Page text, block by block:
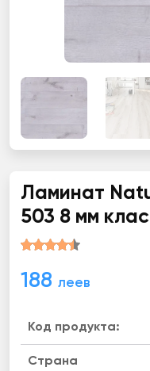
Ламинат
503 8 мм
188 леев
Код продукта:
Страна